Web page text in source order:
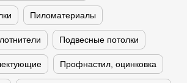
Пиломатериалы
Подвесные потолки
Профнастил, оцинковка